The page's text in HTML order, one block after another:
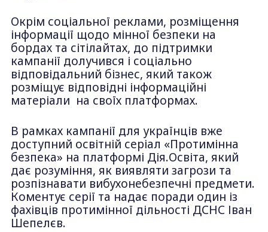
Окрім соціальної реклами, розміщення
інформації щодо мінної безпеки на
бордах та сітілайтах, до підтримки
кампанії долучився і соціально
відповідальний бізнес, який також
розміщує відповідні інформаційні
матеріали на своїх платформах.
В рамках кампанії для українців вже
доступний освітній серіал «Протимінна
безпека» на платформі Дія.Освіта, який
дає розуміння, як виявляти загрози та
розпізнавати вибухонебезпечні предмети.
Коментує серії та надає поради один із
фахівців протимінної дільності ДСНС Іван
Шепелєв.